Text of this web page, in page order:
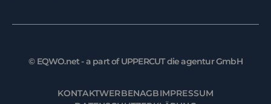
© EQWO.net - a part of UPPERCUT die agentur GmbH
KONTAKTWERBENAGBIMPRESSUM